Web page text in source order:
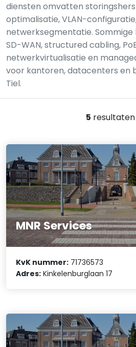
diensten omvatten
optimalisatie, VLAN-
netwerksegmentatie.
SD-WAN, structured cabling,
netwerkvirtualisatie en
voor kantoren, datacenters en
Tiel.
5 resultaten
MNR Services
KvK nummer: 71736573
Adres: Kinkelenburglaan 17